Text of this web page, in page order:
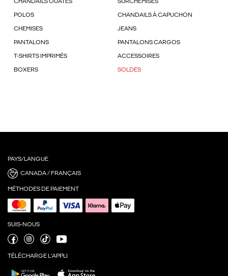
CHANDAILS OUATÉS SURCHEMISES
POLOS CHANDAILS À CAPUCHON
CHEMISES JEANS
PANTALONS PANTALONS CARGOS
T-SHIRTS IMPRIMÉS ACCESSOIRES
BOXERS SOLDES
PAYS/LANGUE
CANADA / FRANÇAIS
MÉTHODES DE PAIEMENT
SUIS-NOUS
TÉLÉCHARGE L'APPLI